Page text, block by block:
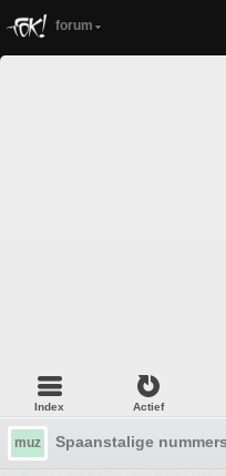
forum
Index Actief
muz Spaanstalige